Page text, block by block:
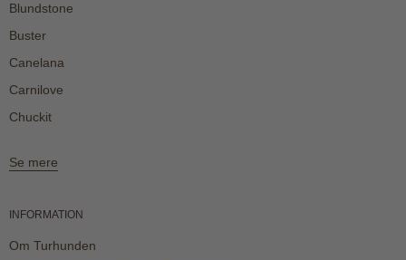
Blundstone
Buster
Canelana
Carnilove
Chuckit
Se mere
INFORMATION
Om Turhunden